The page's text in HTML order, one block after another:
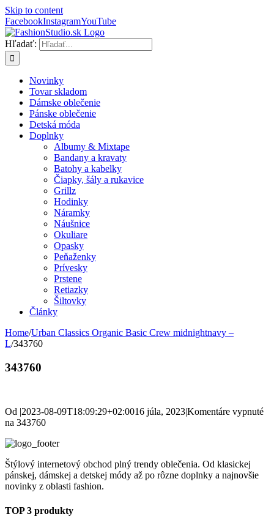
Skip to content
FacebookInstagramYouTube
Hľadať:
Novinky
Tovar skladom
Dámske oblečenie
Pánske oblečenie
Detská móda
Doplnky
Albumy & Mixtape
Bandany a kravaty
Batohy a kabelky
Čiapky, šály a rukavice
Grillz
Hodinky
Náramky
Náušnice
Okuliare
Opasky
Peňaženky
Prívesky
Prstene
Retiazky
Šiltovky
Články
Home/Urban Classics Organic Basic Crew midnightnavy –
L/343760
343760
Od |2023-08-09T18:09:29+02:0016 júla, 2023|Komentáre vypnuté
na 343760
Štýlový internetový obchod plný trendy oblečenia. Od klasickej
pánskej, dámskej a detskej módy až po rôzne doplnky a najnovšie
novinky z oblasti fashion.
TOP 3 produkty